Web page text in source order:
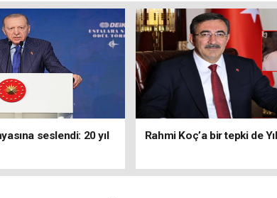
seslendi: 20 yıl
Rahmi Koç’a bir tepki de